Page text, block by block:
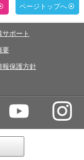
ページトップへ
サポート
要
報保護方針